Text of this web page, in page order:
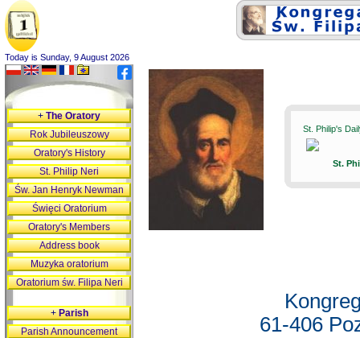
Today is Sunday, 9 August 2026
St. Philip's
St.
61-406
+The Oratory
Rok Jubileuszowy
Oratory's History
St. Philip Neri
Św. Jan Henryk Newman
Święci Oratorium
Oratory's Members
Address book
Muzyka oratorium
Oratorium św. Filipa Neri
+Parish
Parish Announcement